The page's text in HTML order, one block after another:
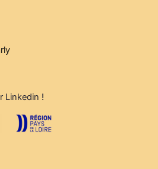
Linkedin !